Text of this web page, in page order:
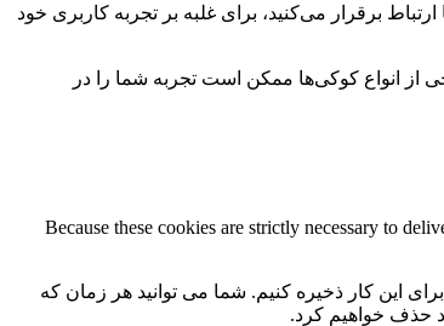
برقرار می‌کنید، برای غلبه بر تجربه کاربری خود
از انواع کوکی‌ها ممکن است تجربه شما را در
Because these cookies are strictly necessary to
این کار ذخیره کنیم. شما می توانید هر زمان که
حذف خواهیم کرد.